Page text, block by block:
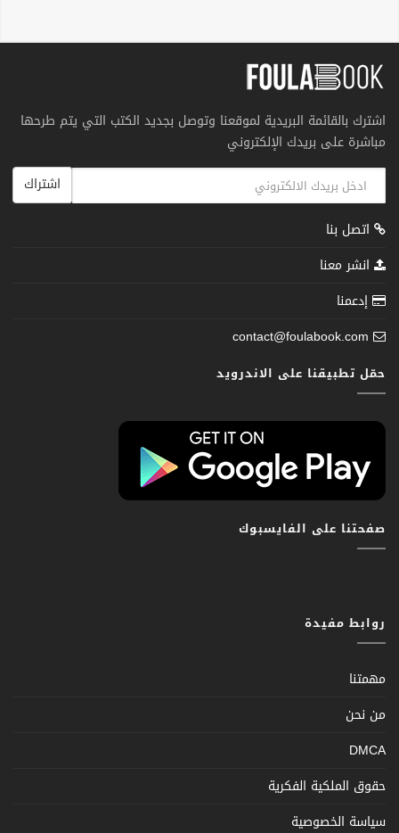
اشترك بالقائمة البريدية لموقعنا وتوصل بجديد الكتب التي يتم طرحها
مباشرة على بريدك الإلكتروني
اشتراك
اتصل بنا
انشر معنا
إدعمنا
contact@foulabook.com
حمّل تطبيقنا على الاندرويد
صفحتنا على الفايسبوك
روابط مفيدة
مهمتنا
من نحن
DMCA
حقوق الملكية الفكرية
سياسة الخصوصية